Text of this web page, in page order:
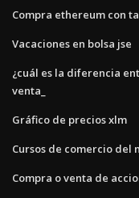
Compra ethereum con
Vacaciones en bolsa jse
¿cuál es la diferencia
venta_
Gráfico de precios xlm
Cursos de comercio del
Compra o venta de